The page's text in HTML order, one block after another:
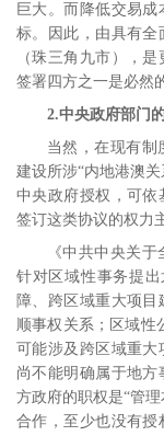
巨大。而降低交易
标。
因此，由具有
（珠三角九市），
签署四方之一是必然
2.中央政府部门
当然，在现有制
建设所涉“内地港澳关
中央政府授权，可依
签订这类协议的权力
《中共中央关
针对区域性事务提
障、跨区域重大项
顺事权关系；区域性
可能涉及跨区域重大
尚不能明确属于地
方政府的职权是“管
合作，至少也没有授